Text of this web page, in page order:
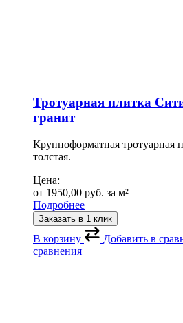
Тротуарная плитка
гранит
Крупноформатная тротуарная
толстая.
Цена:
от 1950,00 руб. за м²
Подробнее
Заказать в 1 клик
В корзину Добавить в
сравнения